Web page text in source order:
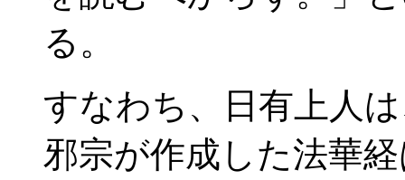
る。
すなわち、日有上人
邪宗が作成した法華